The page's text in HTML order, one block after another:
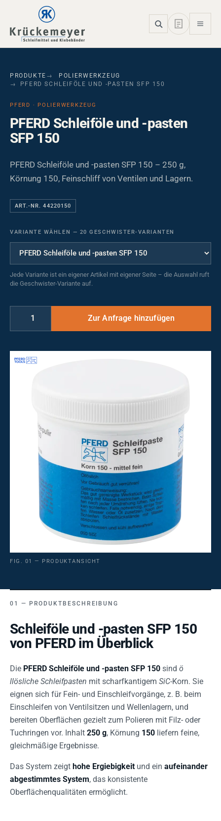
Skip to main navigation
Skip to main content
Skip to page footer
PRODUKTE
POLIERWERKZEUG
PFERD SCHLEIFÖLE UND -PASTEN SFP 150
PFERD · POLIERWERKZEUG
PFERD Schleiföle und -pasten
SFP 150
PFERD Schleiföle und -pasten SFP 150 – 250 g,
Körnung 150, Feinschliff von Ventilen und Lagern.
ART.-NR. 44220150
VARIANTE WÄHLEN — 20 GESCHWISTER-VARIANTEN
Jede Variante ist ein eigener Artikel mit eigener Seite – die Auswahl ruft
die Geschwister-Variante auf.
FIG. 01 — PRODUKTANSICHT
PRODUKTBESCHREIBUNG
Schleiföle und -pasten SFP 150
von PFERD im Überblick
Die PFERD Schleiföle und -pasten SFP 150 sind ö
llösliche Schleifpasten mit scharfkantigem SiC-Korn. Sie
eignen sich für Fein- und Einschleifvorgänge, z. B. beim
Einschleifen von Ventilsitzen und Wellenlagern, und
bereiten Oberflächen gezielt zum Polieren mit Filz- oder
Tuchringen vor. Inhalt 250 g, Körnung 150 liefern feine,
gleichmäßige Ergebnisse.
Das System zeigt hohe Ergiebigkeit und ein aufeinander
abgestimmtes System, das konsistente
Oberflächenqualitäten ermöglicht.